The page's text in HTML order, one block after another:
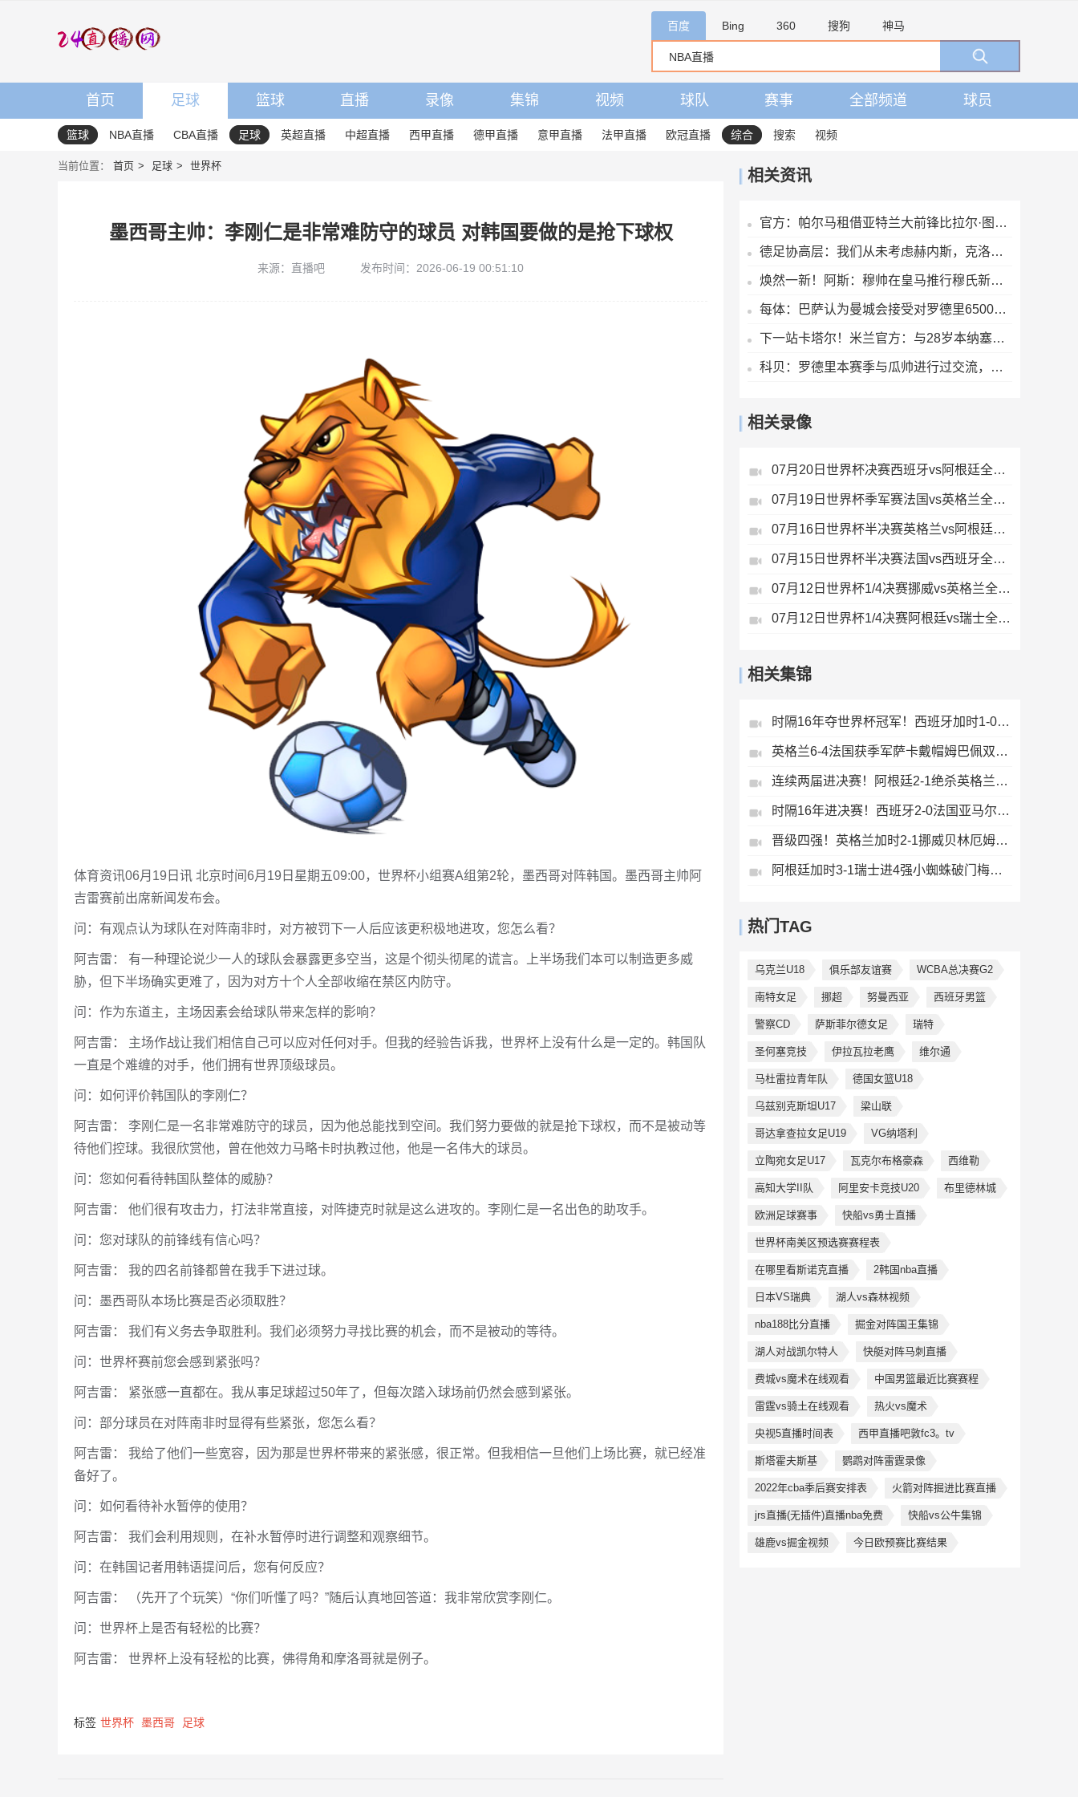
百度 Bing 360 搜狗 神马
首页 足球 篮球 直播 录像 集锦 视频 球队 赛事 全部频道 球员
篮球 NBA直播 CBA直播 足球 英超直播 中超直播 西甲直播 德甲直播 意甲直播 法甲直播 欧冠直播 综合 搜索 视频
当前位置： 首页 足球 世界杯
墨西哥主帅：李刚仁是非常难防守的球员 对韩国要做的是抢下球权
来源：直播吧 发布时间：2026-06-19 00:51:10
体育资讯06月19日讯 北京时间6月19日星期五09:00，世界杯小组赛A组第2轮，墨西哥对阵韩国。墨西哥主帅阿
吉雷赛前出席新闻发布会。
问：有观点认为球队在对阵南非时，对方被罚下一人后应该更积极地进攻，您怎么看？
阿吉雷： 有一种理论说少一人的球队会暴露更多空当，这是个彻头彻尾的谎言。上半场我们本可以制造更多威
胁，但下半场确实更难了，因为对方十个人全部收缩在禁区内防守。
问：作为东道主，主场因素会给球队带来怎样的影响？
阿吉雷： 主场作战让我们相信自己可以应对任何对手。但我的经验告诉我，世界杯上没有什么是一定的。韩国队
一直是个难缠的对手，他们拥有世界顶级球员。
问：如何评价韩国队的李刚仁？
阿吉雷： 李刚仁是一名非常难防守的球员，因为他总能找到空间。我们努力要做的就是抢下球权，而不是被动等
待他们控球。我很欣赏他，曾在他效力马略卡时执教过他，他是一名伟大的球员。
问：您如何看待韩国队整体的威胁？
阿吉雷： 他们很有攻击力，打法非常直接，对阵捷克时就是这么进攻的。李刚仁是一名出色的助攻手。
问：您对球队的前锋线有信心吗？
阿吉雷： 我的四名前锋都曾在我手下进过球。
问：墨西哥队本场比赛是否必须取胜？
阿吉雷： 我们有义务去争取胜利。我们必须努力寻找比赛的机会，而不是被动的等待。
问：世界杯赛前您会感到紧张吗？
阿吉雷： 紧张感一直都在。我从事足球超过50年了，但每次踏入球场前仍然会感到紧张。
问：部分球员在对阵南非时显得有些紧张，您怎么看？
阿吉雷： 我给了他们一些宽容，因为那是世界杯带来的紧张感，很正常。但我相信一旦他们上场比赛，就已经准
备好了。
问：如何看待补水暂停的使用？
阿吉雷： 我们会利用规则，在补水暂停时进行调整和观察细节。
问：在韩国记者用韩语提问后，您有何反应？
阿吉雷： （先开了个玩笑）“你们听懂了吗？”随后认真地回答道：我非常欣赏李刚仁。
问：世界杯上是否有轻松的比赛？
阿吉雷： 世界杯上没有轻松的比赛，佛得角和摩洛哥就是例子。
标签 世界杯 墨西哥 足球
相关资讯
官方：帕尔马租借亚特兰大前锋比拉尔·图雷，租期至2027年6月
德足协高层：我们从未考虑赫内斯，克洛普是德国主帅的理想人选
焕然一新！阿斯：穆帅在皇马推行穆氏新规，迟到者将被罚缺席合练
每体：巴萨认为曼城会接受对罗德里6500万欧报价，双方分歧并不大
下一站卡塔尔！米兰官方：与28岁本纳塞尔协商一致解约
科贝：罗德里本赛季与瓜帅进行过交流，被建议选择巴萨，而非皇马
相关录像
07月20日世界杯决赛西班牙vs阿根廷全场录像
07月19日世界杯季军赛法国vs英格兰全场录像
07月16日世界杯半决赛英格兰vs阿根廷全场录像
07月15日世界杯半决赛法国vs西班牙全场录像
07月12日世界杯1/4决赛挪威vs英格兰全场录像
07月12日世界杯1/4决赛阿根廷vs瑞士全场录像
相关集锦
时隔16年夺世界杯冠军！西班牙加时1-0阿根廷费兰制胜恩佐染红
英格兰6-4法国获季军萨卡戴帽姆巴佩双响创纪录奥利塞2助+失良机
连续两届进决赛！阿根廷2-1绝杀英格兰劳塔罗恩佐破门梅西两助攻
时隔16年进决赛！西班牙2-0法国亚马尔造点奥亚萨瓦尔、波罗破门
晋级四强！英格兰加时2-1挪威贝林厄姆连场双响谢尔德鲁普破门
阿根廷加时3-1瑞士进4强小蜘蛛破门梅西助攻麦卡恩博洛假摔染红
热门TAG
乌克兰U18 俱乐部友谊赛 WCBA总决赛G2
南特女足 挪超 努曼西亚 西班牙男篮
警察CD 萨斯菲尔德女足 瑞特
圣何塞竞技 伊拉瓦拉老鹰 维尔通
马杜雷拉青年队 德国女篮U18
乌兹别克斯坦U17 梁山联
哥达拿查拉女足U19 VG纳塔利
立陶宛女足U17 瓦克尔布格豪森 西维勒
高知大学II队 阿里安卡竞技U20 布里德林城
欧洲足球赛事 快船vs勇士直播
世界杯南美区预选赛赛程表
在哪里看斯诺克直播 2韩国nba直播
日本VS瑞典 湖人vs森林视频
nba188比分直播 掘金对阵国王集锦
湖人对战凯尔特人 快艇对阵马刺直播
费城vs魔术在线观看 中国男篮最近比赛赛程
雷霆vs骑土在线观看 热火vs魔术
央视5直播时间表 西甲直播吧敦fc3。tv
斯塔霍夫斯基 鹦鹉对阵雷霆录像
2022年cba季后赛安排表 火箭对阵掘进比赛直播
jrs直播(无插件)直播nba免费 快船vs公牛集锦
雄鹿vs掘金视频 今日欧预赛比赛结果